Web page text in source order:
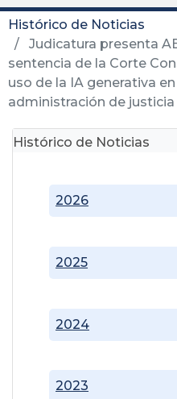
Histórico de Noticias
Judicatura presenta
sentencia de la Corte
uso de la IA generativa en
administración de justicia
Histórico de Noticias
2023
2024
2025
2026